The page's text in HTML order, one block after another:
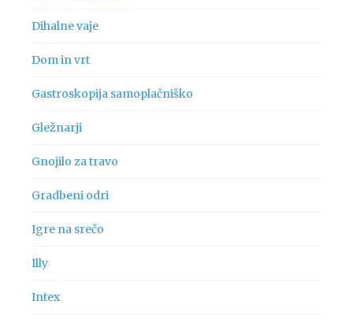
Dihalne vaje
Dom in vrt
Gastroskopija samoplačniško
Gležnarji
Gnojilo za travo
Gradbeni odri
Igre na srečo
Illy
Intex